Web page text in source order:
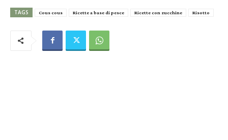
TAGS Cous cous Ricette a base di pesce Ricette con zucchine Risotto